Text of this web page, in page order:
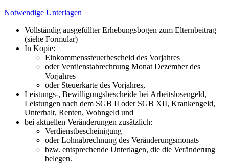
Notwendige Unterlagen
Vollständig ausgefüllter Erhebungsbogen zum Elternbeitrag
(siehe Formular)
In Kopie:
Einkommenssteuerbescheid des Vorjahres
oder Verdienstabrechnung Monat Dezember des
Vorjahres
oder Steuerkarte des Vorjahres,
Leistungs-, Bewilligungsbescheide bei Arbeitslosengeld,
Leistungen nach dem SGB II oder SGB XII, Krankengeld,
Unterhalt, Renten, Wohngeld und
bei aktuellen Veränderungen zusätzlich:
Verdienstbescheinigung
oder Lohnabrechnung des Veränderungsmonats
bzw. entsprechende Unterlagen, die die Veränderung
belegen.